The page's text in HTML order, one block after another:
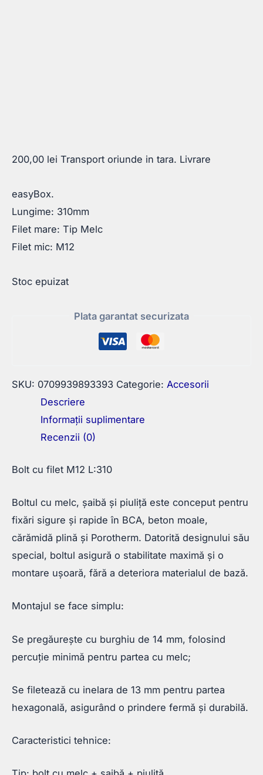
200,00 lei Transport oriunde in tara. Livrare
easyBox.
Lungime: 310mm
Filet mare: Tip Melc
Filet mic: M12
Stoc epuizat
Plata garantat securizata
SKU: 0709939893393 Categorie: Accesorii
Descriere
Informații suplimentare
Recenzii (0)
Bolt cu filet M12 L:310
Boltul cu melc, șaibă și piuliță este conceput pentru
fixări sigure și rapide în BCA, beton moale,
cărămidă plină și Porotherm. Datorită designului său
special, boltul asigură o stabilitate maximă și o
montare ușoară, fără a deteriora materialul de bază.
Montajul se face simplu:
Se pregăurește cu burghiu de 14 mm, folosind
percuție minimă pentru partea cu melc;
Se filetează cu inelara de 13 mm pentru partea
hexagonală, asigurând o prindere fermă și durabilă.
Caracteristici tehnice: